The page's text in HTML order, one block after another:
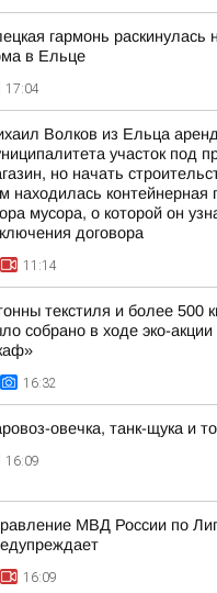
гармонь раскинулась
в Ельце
17:04
Волков из Ельца
участок под
но начать
находилась
мусора, о которой он
договора
11:14
текстиля и более 500
собрано в ходе эко-
16:32
овечка, танк-щука и
16:09
МВД России по
16:09